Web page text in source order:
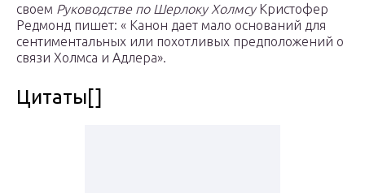
своем Руководстве по Шерлоку ХолмсуКристофер
Редмонд пишет: « Канон дает мало оснований для
сентиментальных или похотливых предположений о
связи Холмса и Адлера».
Цитаты[]